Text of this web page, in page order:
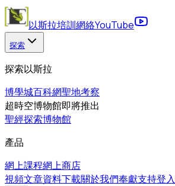
以斯拉培訓網絡YouTube
探索
探索以斯拉
博學城百科網聖地考察
超時空博物館即將推出
聖經探索博物館
產品
網上課程網上商店
視頻文章資料下載關於我們奉獻支持登入